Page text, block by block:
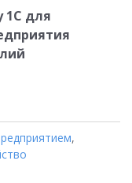
1С для
,